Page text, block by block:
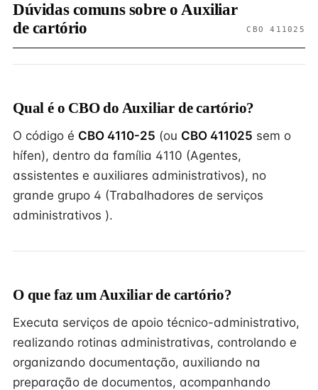
Dúvidas comuns sobre o Auxiliar
de cartório
CBO 411025
Qual é o CBO do Auxiliar de cartório?
O código é CBO 4110-25 (ou CBO 411025 sem o
hífen), dentro da família 4110 (Agentes,
assistentes e auxiliares administrativos), no
grande grupo 4 (Trabalhadores de serviços
administrativos ).
O que faz um Auxiliar de cartório?
Executa serviços de apoio técnico-administrativo,
realizando rotinas administrativas, controlando e
organizando documentação, auxiliando na
preparação de documentos, acompanhando